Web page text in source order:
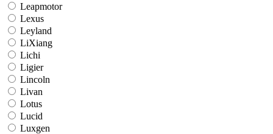
Leapmotor
Lexus
Leyland
LiXiang
Lichi
Ligier
Lincoln
Livan
Lotus
Lucid
Luxgen